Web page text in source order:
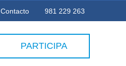
Contacto 981 229 263
PARTICIPA